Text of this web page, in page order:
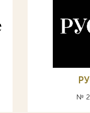
№